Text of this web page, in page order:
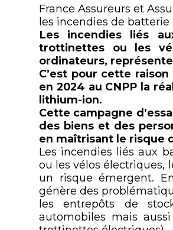
France Assureurs et
les incendies de batterie
Les incendies liés
trottinettes ou les
ordinateurs,
C’est pour cette
en 2024 au CNPP la
lithium-ion.
Cette campagne
des biens et des
en maîtrisant le risque
Les incendies liés aux
ou les vélos électriques,
un risque émergent.
génère des
les entrepôts de
automobiles mais